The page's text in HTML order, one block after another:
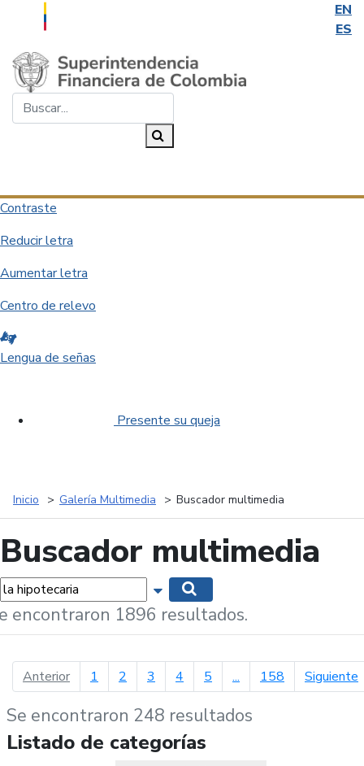
EN
ES
Saltar al contenido principal
Contraste
Reducir letra
Aumentar letra
Centro de relevo
Lengua de señas
Presente su queja
Inicio Galería Multimedia Buscador multimedia
Buscador multimedia
Mostrar opciones de búsqueda
encontraron 1896 resultados.
Anteriorpágina anterior
1 2 3 4 5 ... 158 Siguiente
Se encontraron 248 resultados
Listado de categorías